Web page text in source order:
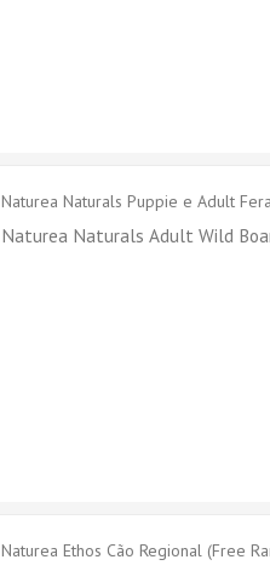
Naturea Naturals Puppie e Adult
Naturea Naturals Adult Wild
Naturea Ethos Cão Regional (Free